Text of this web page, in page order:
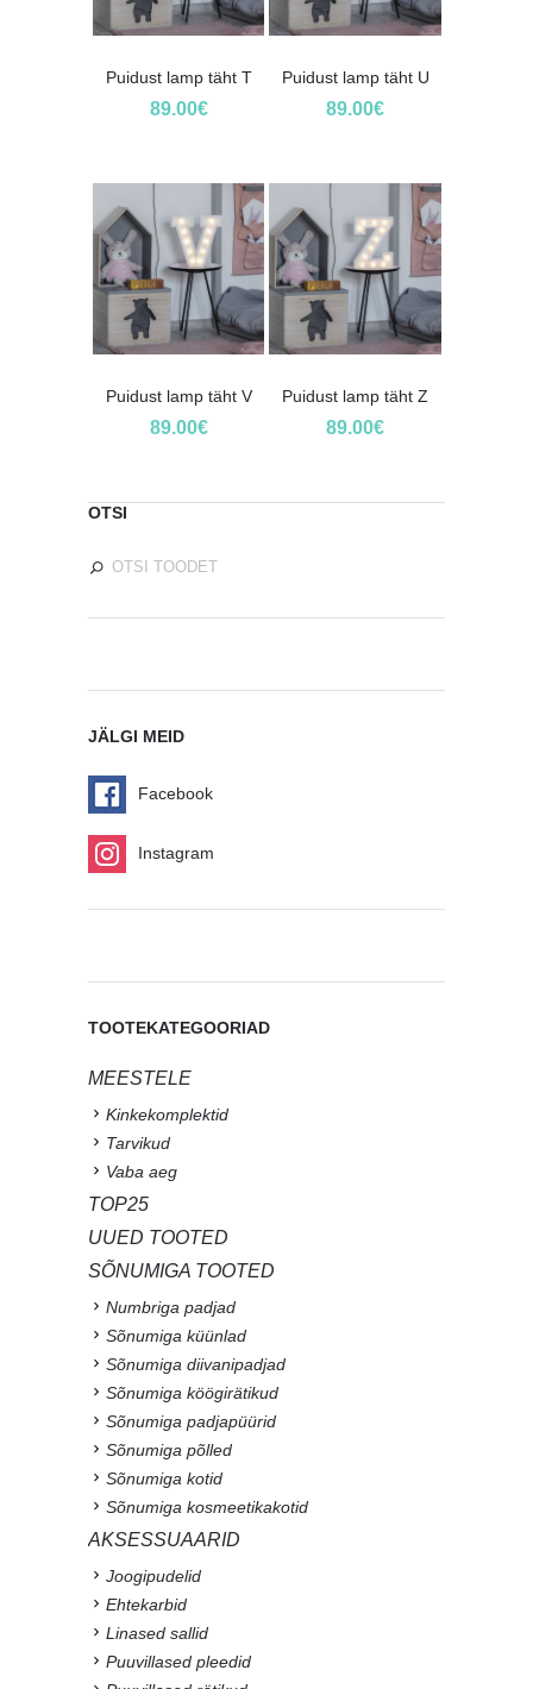
Puidust lamp täht T
89.00€
Puidust lamp täht U
89.00€
Puidust lamp täht V
89.00€
Puidust lamp täht Z
89.00€
OTSI
JÄLGI MEID
Facebook
Instagram
TOOTEKATEGOORIAD
MEESTELE
Kinkekomplektid
Tarvikud
Vaba aeg
TOP25
UUED TOOTED
SÕNUMIGA TOOTED
Numbriga padjad
Sõnumiga küünlad
Sõnumiga diivanipadjad
Sõnumiga köögirätikud
Sõnumiga padjapüürid
Sõnumiga põlled
Sõnumiga kotid
Sõnumiga kosmeetikakotid
AKSESSUAARID
Joogipudelid
Ehtekarbid
Linased sallid
Puuvillased pleedid